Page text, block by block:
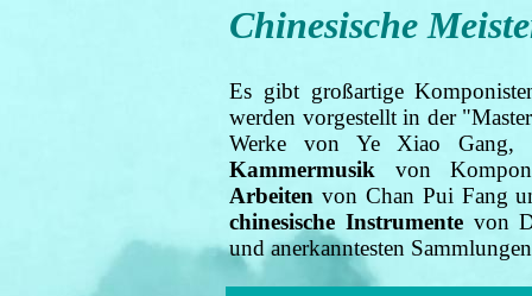
Chinesische
Es gibt großartige
werden vorgestellt in der
Werke von Ye Xiao Gang,
Kammermusik von
Arbeiten von Chan Pui Fang
chinesische Instrumentevon
und anerkanntesten